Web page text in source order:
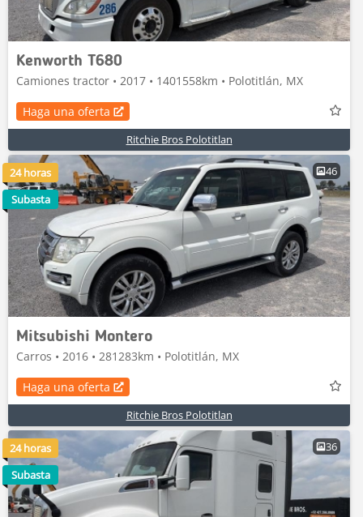
Kenworth T680
Camiones tractor • 2017 • 1401558km • Polotitlán, MX
Haga una oferta
Ritchie Bros Polotitlan
46
Mitsubishi Montero
Carros • 2016 • 281283km • Polotitlán, MX
Haga una oferta
Ritchie Bros Polotitlan
24 horas
Subasta
36
24 horas
Subasta